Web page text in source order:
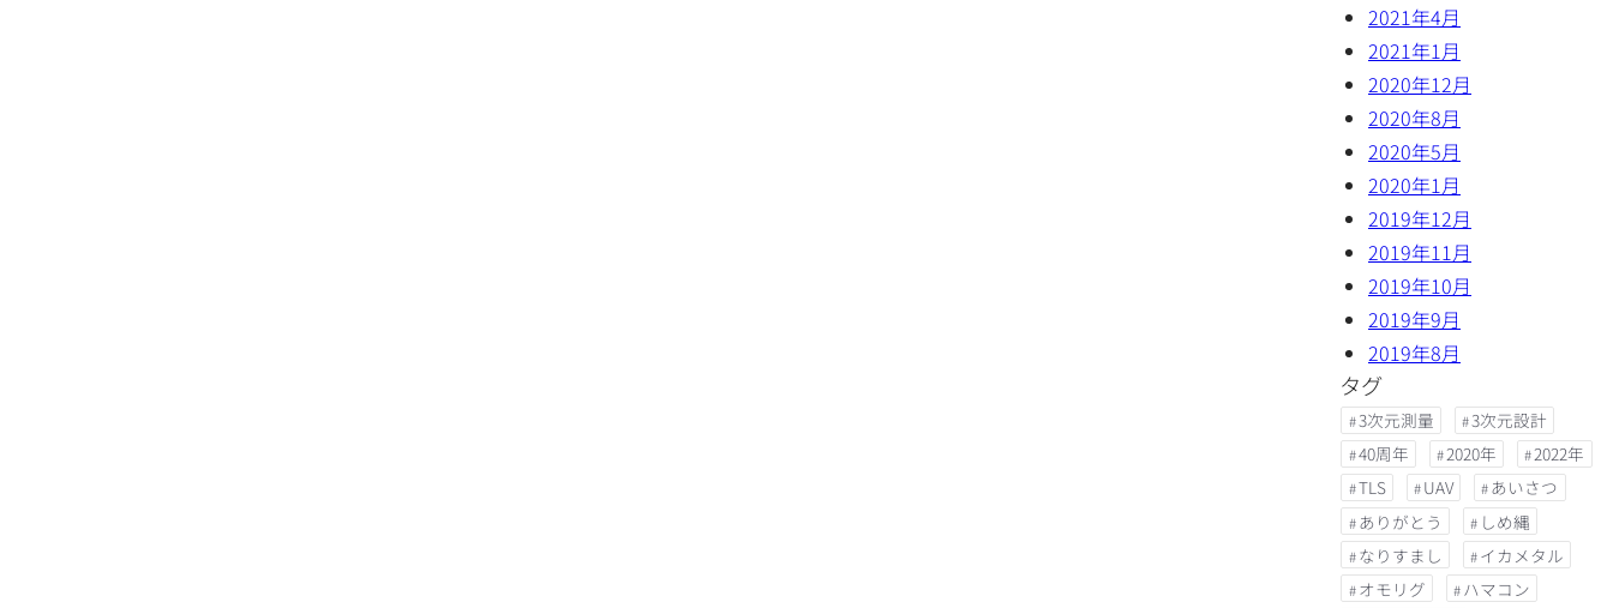
2021年4月
2021年1月
2020年12月
2020年8月
2020年5月
2020年1月
2019年12月
2019年11月
2019年10月
2019年9月
2019年8月
タグ
3次元測量
3次元設計
40周年
2020年
2022年
TLS
UAV
あいさつ
ありがとう
しめ縄
なりすまし
イカメタル
オモリグ
ハマコン